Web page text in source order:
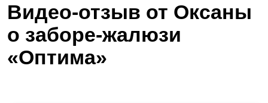
Видео-отзыв от Оксаны
о заборе-жалюзи
«Оптима»